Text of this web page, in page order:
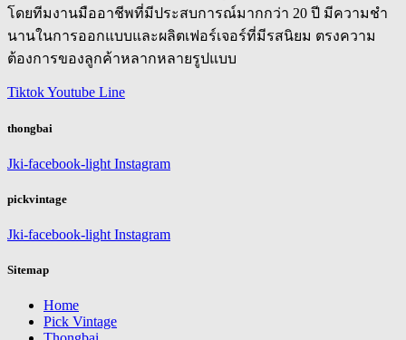
โดยทีมงานมืออาชีพที่มีประสบการณ์มากกว่า 20 ปี มีความชำ
นานในการออกแบบและผลิตเฟอร์เจอร์ที่มีรสนิยม ตรงความ
ต้องการของลูกค้าหลากหลายรูปแบบ
TiktokYoutube Line
thongbai
Jki-facebook-light Instagram
pickvintage
Jki-facebook-light Instagram
Sitemap
Home
Pick Vintage